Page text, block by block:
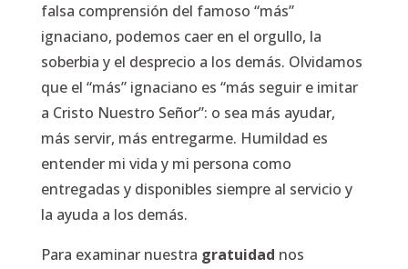
falsa comprensión del famoso “más”
ignaciano, podemos caer en el orgullo, la
soberbia y el desprecio a los demás. Olvidamos
que el “más” ignaciano es “más seguir e imitar
a Cristo Nuestro Señor”: o sea más ayudar,
más servir, más entregarme. Humildad es
entender mi vida y mi persona como
entregadas y disponibles siempre al servicio y
la ayuda a los demás.
Para examinar nuestra gratuidad nos